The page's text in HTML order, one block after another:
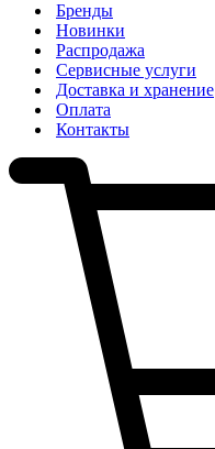
Бренды
Новинки
Распродажа
Сервисные услуги
Доставка и хранение
Оплата
Контакты